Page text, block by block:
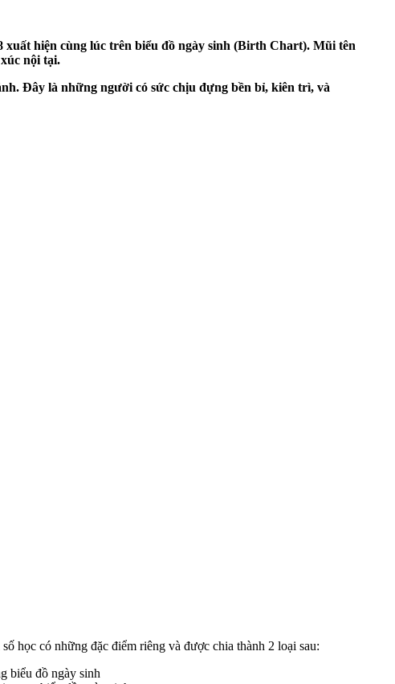
hiện cùng lúc trên biểu đồ ngày sinh (Birth Chart). Mũi tên
nội tại.
Đây là những người có sức chịu đựng bền bỉ, kiên trì, và
học có những đặc điểm riêng và được chia thành 2 loại sau:
biểu đồ ngày sinh